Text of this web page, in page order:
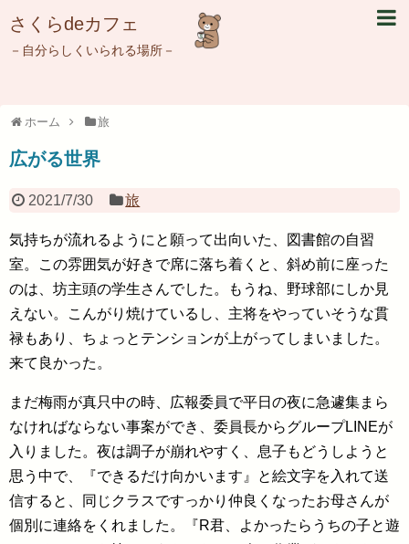
さくらdeカフェ
－自分らしくいられる場所－
ホーム 旅
広がる世界
2021/7/30 旅
気持ちが流れるようにと願って出向いた、図書館の自習
室。この雰囲気が好きで席に落ち着くと、斜め前に座った
のは、坊主頭の学生さんでした。もうね、野球部にしか見
えない。こんがり焼けているし、主将をやっていそうな貫
禄もあり、ちょっとテンションが上がってしまいました。
来て良かった。
まだ梅雨が真只中の時、広報委員で平日の夜に急遽集まら
なければならない事案ができ、委員長からグループLINEが
入りました。夜は調子が崩れやすく、息子もどうしようと
思う中で、『できるだけ向かいます』と絵文字を入れて送
信すると、同じクラスですっかり仲良くなったお母さんが
個別に連絡をくれました。『R君、よかったらうちの子と遊